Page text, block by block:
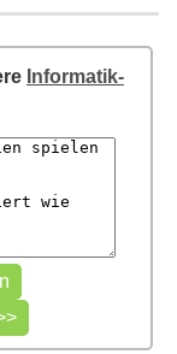
Informatik-